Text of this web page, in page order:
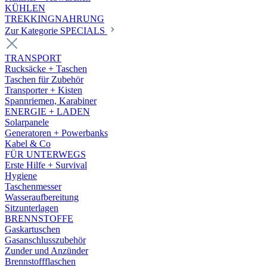
KÜHLEN
TREKKINGNAHRUNG
Zur Kategorie SPECIALS
TRANSPORT
Rucksäcke + Taschen
Taschen für Zubehör
Transporter + Kisten
Spannriemen, Karabiner
ENERGIE + LADEN
Solarpanele
Generatoren + Powerbanks
Kabel & Co
FÜR UNTERWEGS
Erste Hilfe + Survival
Hygiene
Taschenmesser
Wasseraufbereitung
Sitzunterlagen
BRENNSTOFFE
Gaskartuschen
Gasanschlusszubehör
Zunder und Anzünder
Brennstoffflaschen